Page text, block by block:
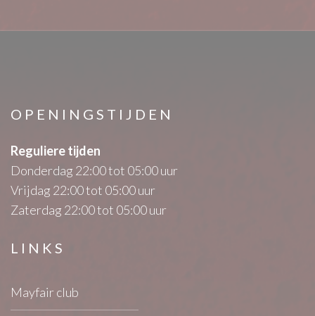
OPENINGSTIJDEN
Reguliere tijden
Donderdag 22:00 tot 05:00 uur
Vrijdag 22:00 tot 05:00 uur
Zaterdag 22:00 tot 05:00 uur
LINKS
Mayfair club